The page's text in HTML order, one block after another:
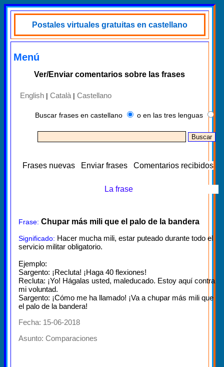
Postales virtuales gratuitas en castellano
Menú
Ver/Enviar comentarios sobre las frases
English | Català | Castellano
Buscar frases en castellano o en las tres lenguas
Frases nuevas Enviar frases Comentarios recibidos
La frase
Frase: Chupar más mili que el palo de la bandera
Significado: Hacer mucha mili, estar puteado durante todo el
servicio militar obligatorio.
Ejemplo:
Sargento: ¡Recluta! ¡Haga 40 flexiones!
Recluta: ¡Yo! Hágalas usted, maleducado. Estoy aquí contra
mi voluntad.
Sargento: ¡Cómo me ha llamado! ¡Va a chupar más mili que
el palo de la bandera!
Fecha: 15-06-2018
Asunto: Comparaciones